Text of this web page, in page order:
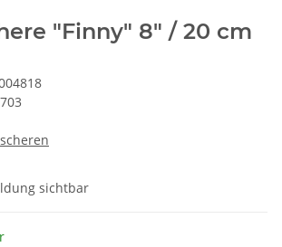
"Finny" 8" / 20 cm
sichtbar